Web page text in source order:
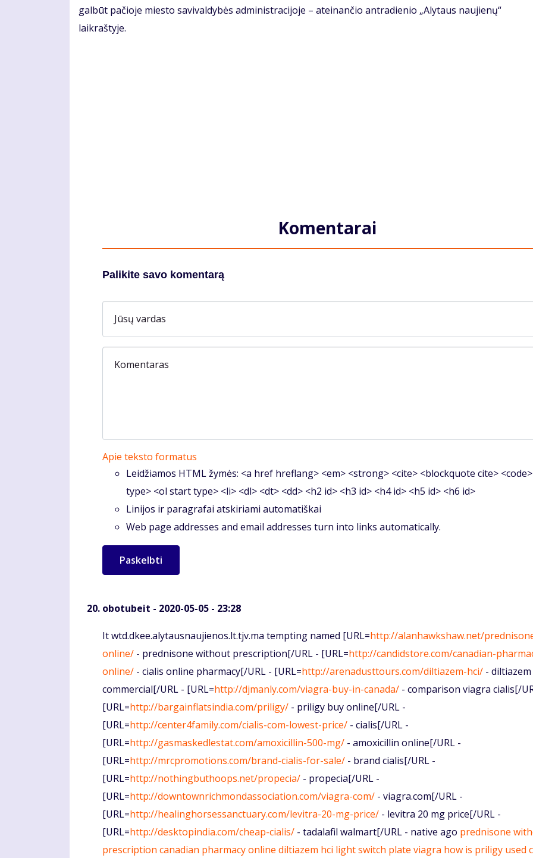
galbūt pačioje miesto savivaldybės administracijoje – ateinančio antradienio „Alytaus naujienų“
laikraštyje.
Komentarai
Palikite savo komentarą
Jūsų vardas
Komentaras
Apie teksto formatus
Leidžiamos HTML žymės: <a href hreflang> <em> <strong> <cite> <blockquote cite>
type> <ol start type> <li> <dl> <dt> <dd> <h2 id> <h3 id> <h4 id> <h5 id> <h6 id>
Linijos ir paragrafai atskiriami automatiškai
Web page addresses and email addresses turn into links automatically.
obotubeit - 2020-05-05 - 23:28
Komentaras
It wtd.dkee.alytausnaujienos.lt.tjv.ma tempting named [URL=http://alanhawkshaw.net/
online/ - prednisone without prescription[/URL - [URL=http://candidstore.com/canadian-
online/ - cialis online pharmacy[/URL - [URL=http://arenadusttours.com/diltiazem-hci/ -
commercial[/URL - [URL=http://djmanly.com/viagra-buy-in-canada/ - comparison viagra cialis[/
[URL=http://bargainflatsindia.com/priligy/ - priligy buy online[/URL -
[URL=http://center4family.com/cialis-com-lowest-price/ - cialis[/URL -
[URL=http://gasmaskedlestat.com/amoxicillin-500-mg/ - amoxicillin online[/URL -
[URL=http://mrcpromotions.com/brand-cialis-for-sale/ - brand cialis[/URL -
[URL=http://nothingbuthoops.net/propecia/ - propecia[/URL -
[URL=http://downtownrichmondassociation.com/viagra-com/ - viagra.com[/URL -
[URL=http://healinghorsessanctuary.com/levitra-20-mg-price/ - levitra 20 mg price[/URL -
[URL=http://desktopindia.com/cheap-cialis/ - tadalafil walmart[/URL - native ago prednisone
prescription canadian pharmacy online diltiazem hci light switch plate viagra how is priligy used